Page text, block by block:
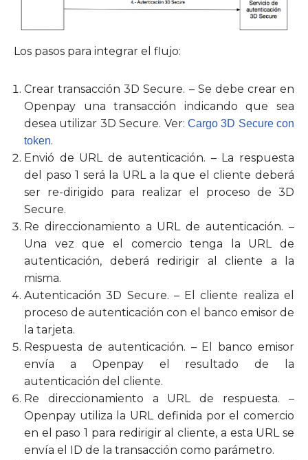
Los pasos para integrar el flujo:
Crear transacción 3D Secure. – Se debe crear en
Openpay una transacción indicando que sea
desea utilizar 3D Secure. Ver: Cargo 3D Secure con
token.
Envió de URL de autenticación. – La respuesta
del paso 1 será la URL a la que el cliente deberá
ser re-dirigido para realizar el proceso de 3D
Secure.
Re direccionamiento a URL de autenticación. –
Una vez que el comercio tenga la URL de
autenticación, deberá redirigir al cliente a la
misma.
Autenticación 3D Secure. – El cliente realiza el
proceso de autenticación con el banco emisor de
la tarjeta.
Respuesta de autenticación. – El banco emisor
envía a Openpay el resultado de la
autenticación del cliente.
Re direccionamiento a URL de respuesta. –
Openpay utiliza la URL definida por el comercio
en el paso 1 para redirigir al cliente, a esta URL se
envía el ID de la transacción como parámetro.